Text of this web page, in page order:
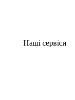
Наші сервіси